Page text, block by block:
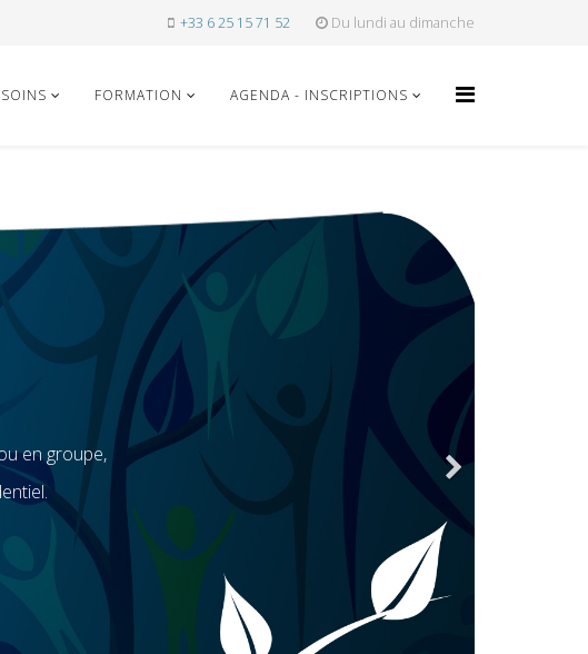
+33 6 25 15 71 52 Du lundi au dimanche
FORMATION AGENDA - INSCRIPTIONS
en groupe,